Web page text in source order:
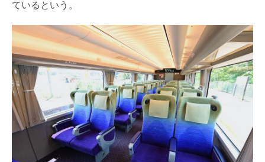
ているという。